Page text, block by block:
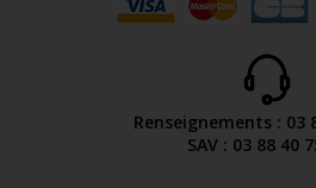
Renseignements : 03
SAV : 03 88 40